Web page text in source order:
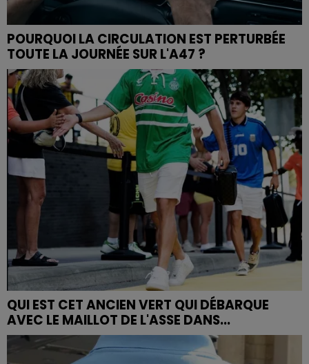
POURQUOI LA CIRCULATION EST PERTURBÉE
TOUTE LA JOURNÉE SUR L'A47 ?
QUI EST CET ANCIEN VERT QUI DÉBARQUE
AVEC LE MAILLOT DE L'ASSE DANS...